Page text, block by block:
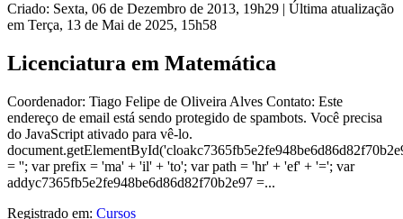
Criado: Sexta, 06 de Dezembro de 2013, 19h29 | Última atualização
em Terça, 13 de Mai de 2025, 15h58
Licenciatura em Matemática
Coordenador: Tiago Felipe de Oliveira Alves Contato: Este
endereço de email está sendo protegido de spambots. Você precisa
do JavaScript ativado para vê-lo.
= ''; var prefix = 'ma' + 'il' + 'to'; var path = 'hr' + 'ef' + '='; var
addyc7365fb5e2fe948be6d86d82f70b2e97 =...
Registrado em: Cursos